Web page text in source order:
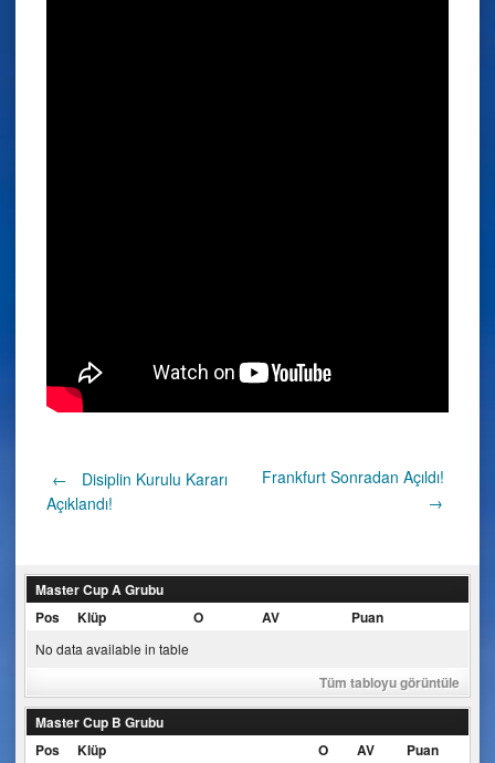
Post
←
Disiplin Kurulu Kararı
Açıklandı!
Frankfurt Sonradan Açıldı!
→
Master Cup A Grubu
Pos
Klüp O AV Puan
No data available in table
Tüm tabloyu görüntüle
Master Cup B Grubu
Pos
Klüp O AV Puan